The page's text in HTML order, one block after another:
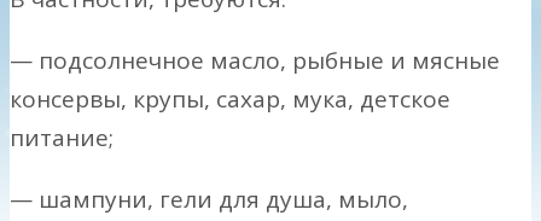
— подсолнечное масло, рыбные и мясные
консервы, крупы, сахар, мука, детское
питание;
— шампуни, гели для душа, мыло,